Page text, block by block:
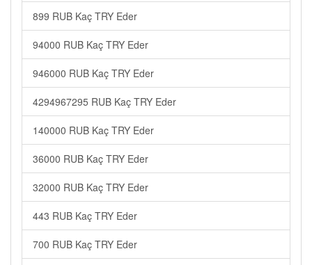
899 RUB Kaç TRY Eder
94000 RUB Kaç TRY Eder
946000 RUB Kaç TRY Eder
4294967295 RUB Kaç TRY Eder
140000 RUB Kaç TRY Eder
36000 RUB Kaç TRY Eder
32000 RUB Kaç TRY Eder
443 RUB Kaç TRY Eder
700 RUB Kaç TRY Eder